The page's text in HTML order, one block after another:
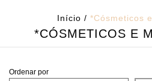
Início / *Cósmeticos
*CÓSMETICOS E
Ordenar por